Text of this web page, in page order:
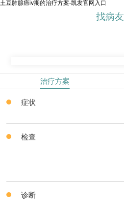
土豆肺腺癌iv期的治疗方案-凯发官网入口
找病友
治疗方案
症状
检查
诊断